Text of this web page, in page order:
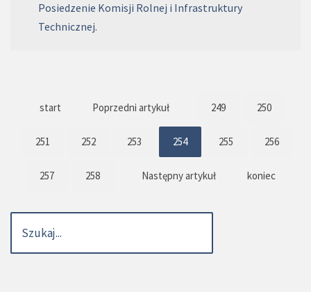
Posiedzenie Komisji Rolnej i Infrastruktury
Technicznej.
start Poprzedni artykuł 249 250
251 252 253 254 255 256
257 258 Następny artykuł koniec